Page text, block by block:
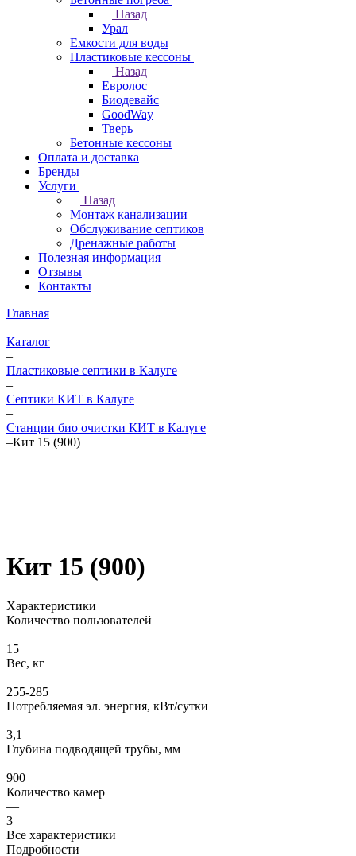
Назад
Урал
Емкости для воды
Пластиковые кессоны
Назад
Евролос
Биодевайс
GoodWay
Тверь
Бетонные кессоны
Оплата и доставка
Бренды
Услуги
Назад
Монтаж канализации
Обслуживание септиков
Дренажные работы
Полезная информация
Отзывы
Контакты
Главная
–
Каталог
–
Пластиковые септики в Калуге
–
Септики КИТ в Калуге
–
Станции био очистки КИТ в Калуге
–Кит 15 (900)
Кит 15 (900)
Характеристики
Количество пользователей
—
15
Вес, кг
—
255-285
Потребляемая эл. энергия, кВт/сутки
—
3,1
Глубина подводящей трубы, мм
—
900
Количество камер
—
3
Все характеристики
Подробности